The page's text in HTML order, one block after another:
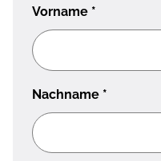
Vorname *
Nachname *